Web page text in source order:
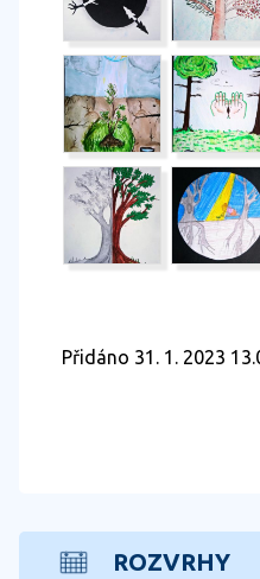
Přidáno 31. 1. 2023
ROZVRHY